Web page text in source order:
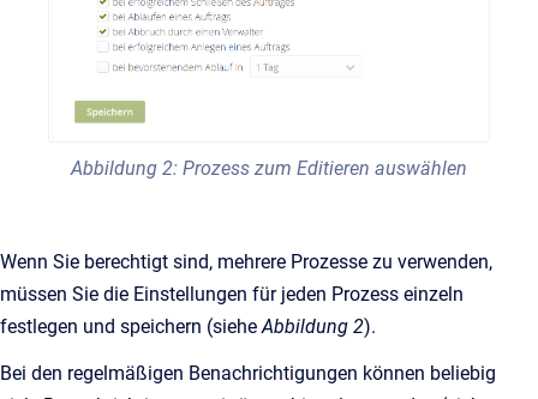
Abbildung 2: Prozess zum Editieren auswählen
Wenn Sie berechtigt sind, mehrere Prozesse zu verwenden,
müssen Sie die Einstellungen für jeden Prozess einzeln
festlegen und speichern (sieheAbbildung 2).
Bei den regelmäßigen Benachrichtigungen können beliebig